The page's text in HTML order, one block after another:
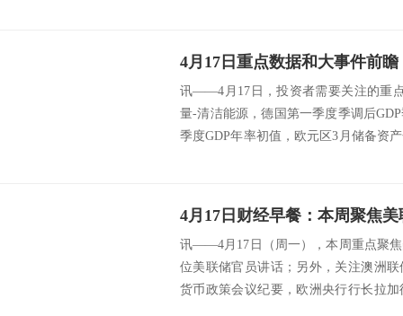
4月17日重点数据和大事件前瞻
讯——4月17日，投资者需要关注的重
量-清洁能源，德国第一季度季调后
季度GDP年率初值，欧元区3月储备资
讯——4月17日（周一），本周重点聚
位美联储官员讲话；另外，关注澳洲
货币政策会议纪要，欧洲央行行长拉